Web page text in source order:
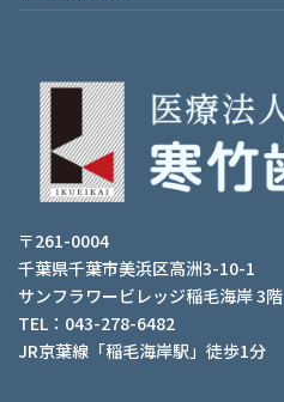
〒261-0004
千葉県千葉市美浜区高洲3-10-1
サンフラワービレッジ稲毛海岸 3階
TEL：043-278-6482
JR京葉線「稲毛海岸駅」徒歩1分